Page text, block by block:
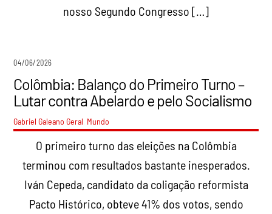
nosso Segundo Congresso […]
04/06/2026
Colômbia: Balanço do Primeiro Turno –
Lutar contra Abelardo e pelo Socialismo
Gabriel Galeano Geral Mundo
O primeiro turno das eleições na Colômbia
terminou com resultados bastante inesperados.
Iván Cepeda, candidato da coligação reformista
Pacto Histórico, obteve 41% dos votos, sendo